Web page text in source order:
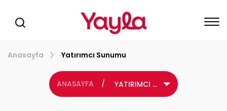
Anasayfa Yatırımcı Sunumu
ANASAYFA / YATIRIMCI SUNUMU